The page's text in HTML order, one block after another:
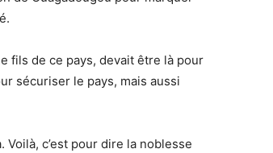
fils de ce pays, devait être là pour
sécuriser le pays, mais aussi
Voilà, c’est pour dire la noblesse